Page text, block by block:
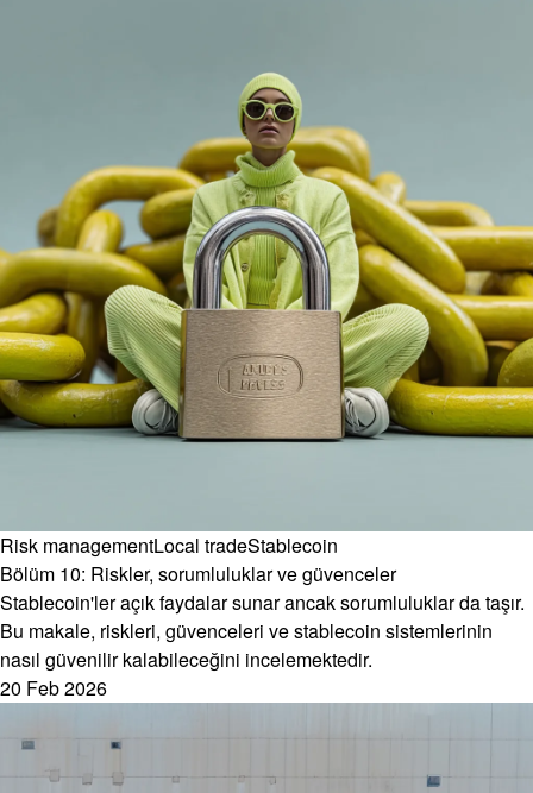
Risk managementLocal tradeStablecoin
Bölüm 10: Riskler, sorumluluklar ve güvenceler
Stablecoin'ler açık faydalar sunar ancak sorumluluklar da taşır.
Bu makale, riskleri, güvenceleri ve stablecoin sistemlerinin
nasıl güvenilir kalabileceğini incelemektedir.
20 Feb 2026